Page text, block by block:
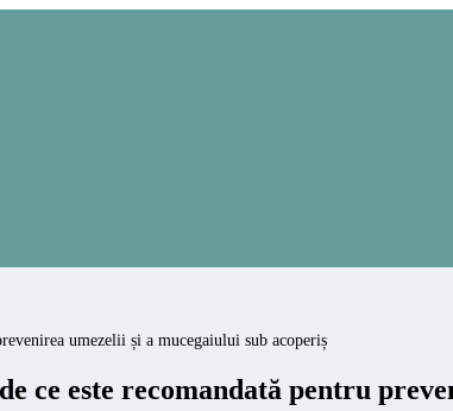
umezelii și a mucegaiului sub acoperiș
ce este recomandată pentru